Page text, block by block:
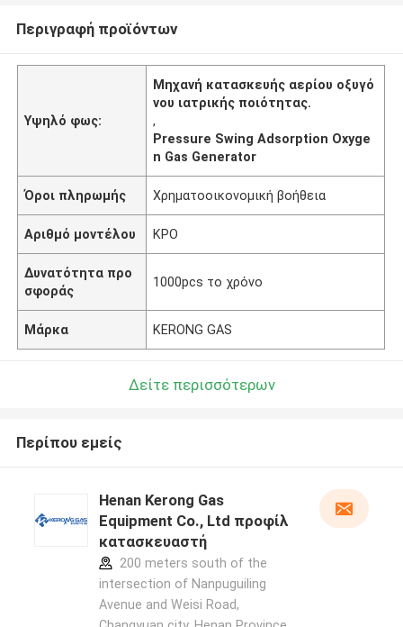
Περιγραφή προϊόντων
Υψηλό φως:
Μηχανή κατασκευής αερίου οξυγό
νου ιατρικής ποιότητας.
,
Pressure Swing Adsorption Oxyge
n Gas Generator
Όροι πληρωμής Χρηματοοικονομική βοήθεια
Αριθμό μοντέλου ΚΡΟ
Δυνατότητα προ
σφοράς
1000pcs το χρόνο
Μάρκα KERONG GAS
Δείτε περισσότερων
Περίπου εμείς
Henan Kerong Gas
Equipment Co., Ltd προφίλ
κατασκευαστή
200 meters south of the
intersection of Nanpuguiling
Avenue and Weisi Road,